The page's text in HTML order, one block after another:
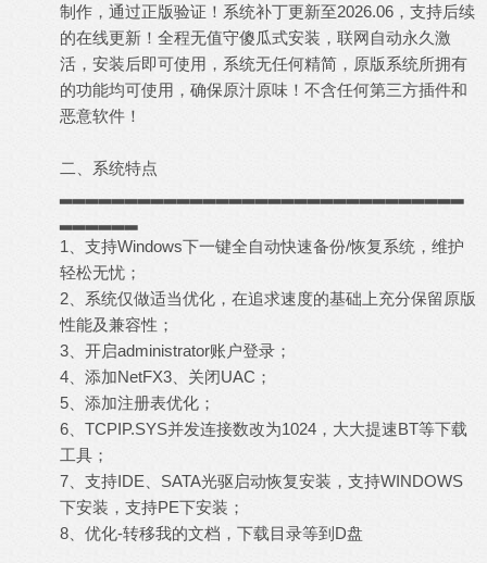
制作，通过正版验证！系统补丁更新至2026.06，支持后续
的在线更新！全程无值守傻瓜式安装，联网自动永久激
活，安装后即可使用，系统无任何精简，原版系统所拥有
的功能均可使用，确保原汁原味！不含任何第三方插件和
恶意软件！
二、系统特点
1、支持Windows下一键全自动快速备份/恢复系统，维护
轻松无忧；
2、系统仅做适当优化，在追求速度的基础上充分保留原版
性能及兼容性；
3、开启administrator账户登录；
4、添加NetFX3、关闭UAC；
5、添加注册表优化；
6、TCPIP.SYS并发连接数改为1024，大大提速BT等下载
工具；
7、支持IDE、SATA光驱启动恢复安装，支持WINDOWS
下安装，支持PE下安装；
8、优化-转移我的文档，下载目录等到D盘